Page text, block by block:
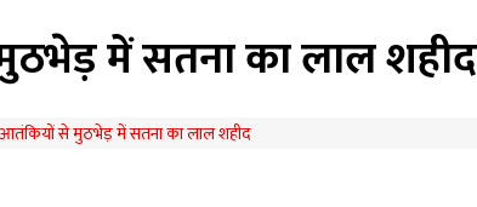
में सतना का लाल शहीद